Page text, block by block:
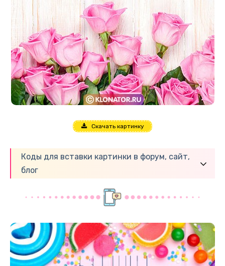
Скачать картинку
Коды для вставки картинки в форум, сайт,
блог